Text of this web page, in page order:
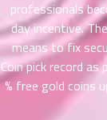
professionals
day incentive.
means to fix
Coin pick record
% free gold coins
ม
30
ตอน
ที่
ม
31